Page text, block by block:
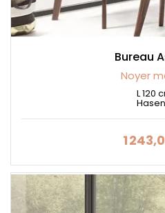
Bureau
Noyer
L 120
1